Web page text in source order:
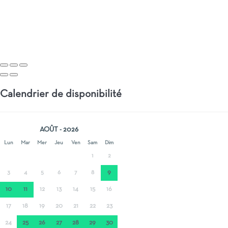
Calendrier de disponibilité
AOÛT - 2026
Lun Mar Mer Jeu Ven Sam Dim
1 2
3 4 5 6 7 8 9
10 11 12 13 14 15 16
17 18 19 20 21 22 23
24 25 26 27 28 29 30